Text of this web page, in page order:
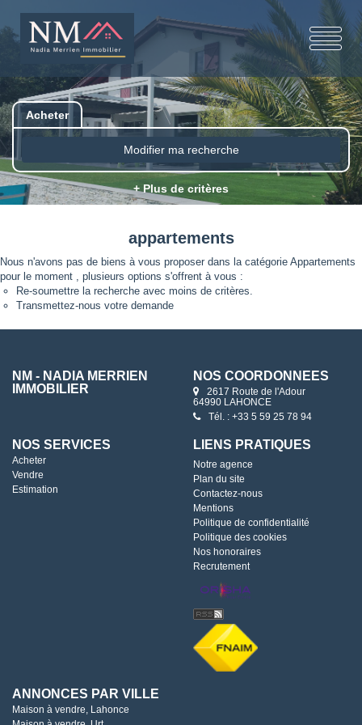
Acheter
Modifier ma recherche
+ Plus de critères
appartements
Nous n'avons pas de biens à vous proposer dans la catégorie Appartements
pour le moment , plusieurs options s'offrent à vous :
Re-soumettre la recherche avec moins de critères.
Transmettez-nous votre demande
NM - NADIA MERRIEN
IMMOBILIER
NOS COORDONNÉES
2617 Route de l'Adour
64990 LAHONCE
Tél. : +33 5 59 25 78 94
NOS SERVICES
Acheter
Vendre
Estimation
LIENS PRATIQUES
Notre agence
Plan du site
Contactez-nous
Mentions
Politique de confidentialité
Politique des cookies
Nos honoraires
Recrutement
ANNONCES PAR VILLE
Maison à vendre, Lahonce